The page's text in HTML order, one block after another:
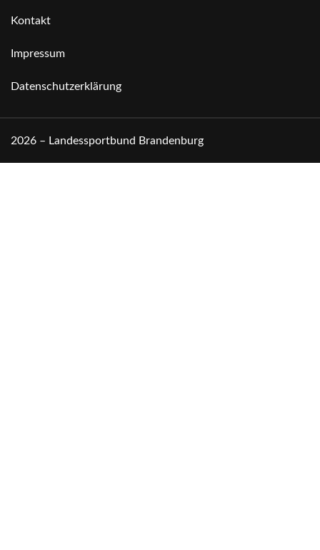
Kontakt
Impressum
Datenschutzerklärung
2026 – Landessportbund Brandenburg